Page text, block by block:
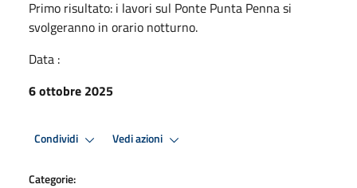
Primo risultato: i lavori sul Ponte Punta Penna si
svolgeranno in orario notturno.
Data :
6 ottobre 2025
Condividi Vedi azioni
Categorie: